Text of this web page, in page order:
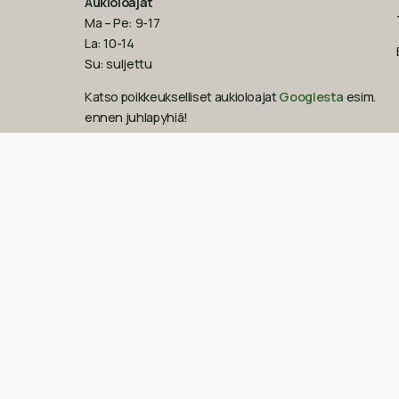
Ma – Pe: 9-17
La: 10-14
Su: suljettu
Katso poikkeukselliset aukioloajatGooglesta esim.
ennen juhlapyhiä!‍